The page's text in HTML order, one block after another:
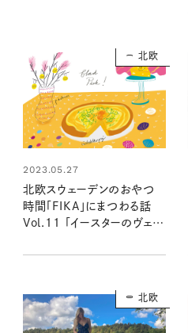
北欧
2023.05.27
北欧スウェーデンのおやつ
時間「FIKA」にまつわる話
Vol.11 「イースターのヴェス
北欧